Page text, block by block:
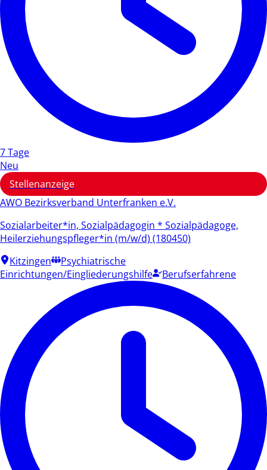
7 Tage
Neu
Stellenanzeige
AWO Bezirksverband Unterfranken e.V.
Sozialarbeiter*in, Sozialpädagogin * Sozialpädagoge,
Heilerziehungspfleger*in (m/w/d) (180450)
Kitzingen
Psychiatrische
Einrichtungen/Eingliederungshilfe
Berufserfahrene